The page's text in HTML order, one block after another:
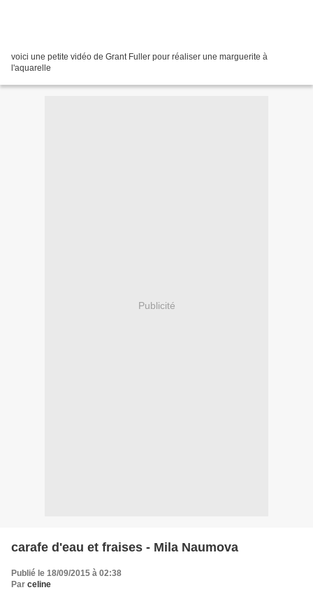
voici une petite vidéo de Grant Fuller pour réaliser une marguerite à
l'aquarelle
Publicité
carafe d'eau et fraises - Mila Naumova
Publié le 18/09/2015 à 02:38
Par celine